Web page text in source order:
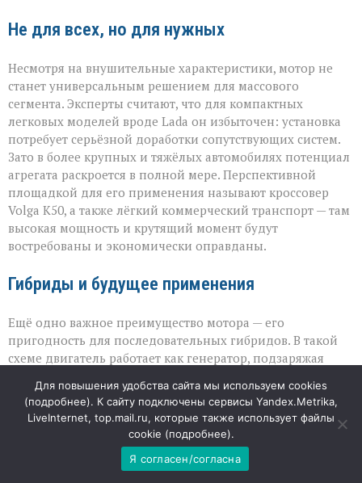
Не для всех, но для нужных
Несмотря на внушительные характеристики, мотор не
станет универсальным решением для массового
сегмента. Эксперты считают, что для компактных
легковых моделей вроде Lada он избыточен: установка
потребует серьёзной доработки сопутствующих систем.
Зато в более крупных и тяжёлых автомобилях потенциал
агрегата раскроется в полной мере. Перспективной
площадкой для его применения называют кроссовер
Volga К50, а также лёгкий коммерческий транспорт — там
высокая мощность и крутящий момент будут
востребованы и экономически оправданы.
Гибриды и будущее применения
Ещё одно важное преимущество мотора — его
пригодность для последовательных гибридов. В такой
схеме двигатель работает как генератор, подзаряжая
показатели, а стабильность и экономичность. Благодаря
этому НАМИ‑414320 может занять нишу не только в
классических ДВС‑автомобилях, но и в перспективных
электрифицированных платформах. Окончательное
решение о серийном применении останется за
Для повышения удобства сайта мы используем cookies
(подробнее). К сайту подключены сервисы Yandex.Metrika,
LiveInternet, top.mail.ru, которые также использует файлы
cookie (подробнее).
Я согласен/согласна